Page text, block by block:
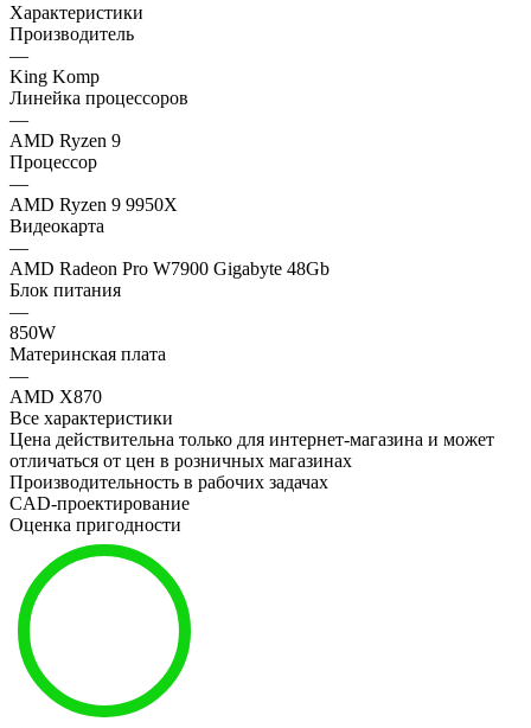
Характеристики
Производитель
—
King Komp
Линейка процессоров
—
AMD Ryzen 9
Процессор
—
AMD Ryzen 9 9950X
Видеокарта
—
AMD Radeon Pro W7900 Gigabyte 48Gb
Блок питания
—
850W
Материнская плата
—
AMD X870
Все характеристики
Цена действительна только для интернет-магазина и может
отличаться от цен в розничных магазинах
Производительность в рабочих задачах
CAD-проектирование
Оценка пригодности